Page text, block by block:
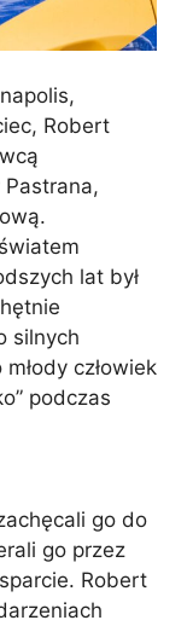
Robert
lat był
silnych
człowiek
podczas
go do
go przez
Robert